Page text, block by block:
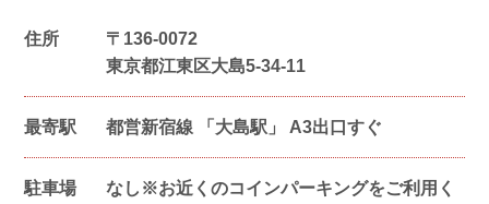
住所 〒 136-0072
東京都江東区大島5-34-11
最寄駅 都営新宿線 「大島駅」 A3出口すぐ
駐車場
なし※お近くのコインパーキングをご利用く